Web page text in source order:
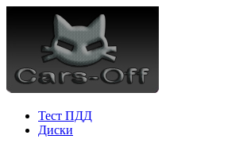
Тест ПДД
Диски